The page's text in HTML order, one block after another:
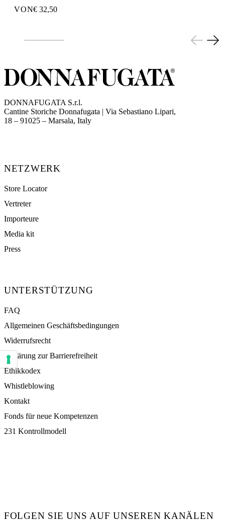
VON€ 32,50
DONNAFUGATA S.r.l.
Cantine Storiche Donnafugata | Via Sebastiano Lipari,
18 – 91025 – Marsala, Italy(opens in new tab)
NETZWERK
Store Locator
Vertreter
Importeure
Media kit
Press
UNTERSTÜTZUNG
FAQ
Allgemeinen Geschäftsbedingungen
Widerrufsrecht
Erklärung zur Barrierefreiheit
Ethikkodex
Whistleblowing
Kontakt
Fonds für neue Kompetenzen
231 Kontrollmodell
FOLGEN SIE UNS AUF UNSEREN KANÄLEN
Ihre Einstellungen für Einwilligungen für Tracking Technologien